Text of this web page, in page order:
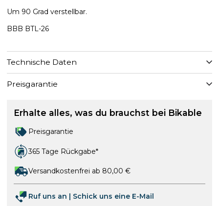
Um 90 Grad verstellbar.
BBB BTL-26
Technische Daten
Preisgarantie
Erhalte alles, was du brauchst bei Bikable
Preisgarantie
365 Tage Rückgabe*
Versandkostenfrei ab 80,00 €
Ruf uns an
Schick uns eine E-Mail